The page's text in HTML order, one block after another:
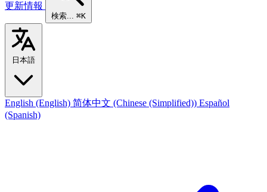
更新情報
検索... ⌘K
日本語
English (English) 简体中文 (Chinese (Simplified)) Español
(Spanish)